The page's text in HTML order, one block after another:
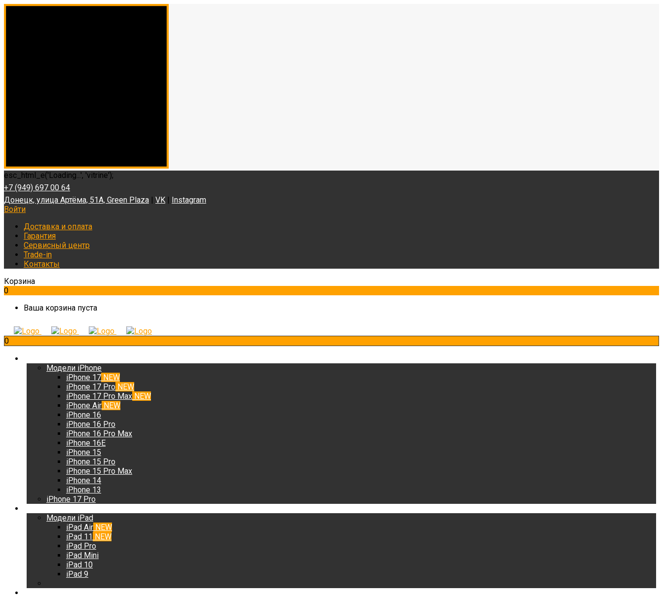
esc_html_e('Loading...', 'vitrine');
+7 (949) 697 00 64
Донецк, улица Артёма, 51А, Green Plaza | VK | Instagram
Войти
Доставка и оплата
Гарантия
Сервисный центр
Trade-in
Контакты
Корзина
0
Ваша корзина пуста
0
Модели iPhone
iPhone 17 NEW
iPhone 17 Pro NEW
iPhone 17 Pro Max NEW
iPhone Air NEW
iPhone 16
iPhone 16 Pro
iPhone 16 Pro Max
iPhone 16E
iPhone 15
iPhone 15 Pro
iPhone 15 Pro Max
iPhone 14
iPhone 13
iPhone 17 Pro
Модели iPad
iPad Air NEW
iPad 11 NEW
iPad Pro
iPad Mini
iPad 10
iPad 9